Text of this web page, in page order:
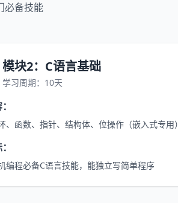
必备技能
模块2：C语言基础
学习周期：10天
、函数、指针、结构体、位操作（嵌入式专用）
编程必备C语言技能，能独立写简单程序